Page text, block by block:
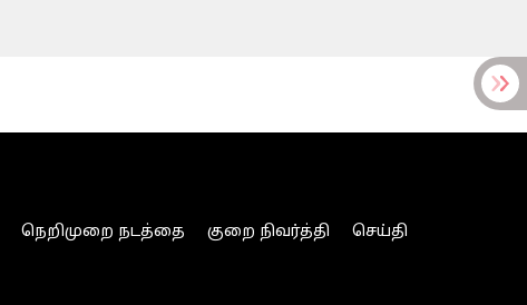
நெறிமுறை நடத்தை குறை நிவர்த்தி
செய்தி